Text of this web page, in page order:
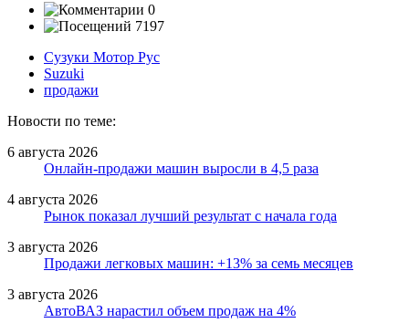
0
7197
Сузуки Мотор Рус
Suzuki
продажи
Новости по теме:
6 августа 2026
Онлайн-продажи машин выросли в 4,5 раза
4 августа 2026
Рынок показал лучший результат с начала года
3 августа 2026
Продажи легковых машин: +13% за семь месяцев
3 августа 2026
АвтоВАЗ нарастил объем продаж на 4%